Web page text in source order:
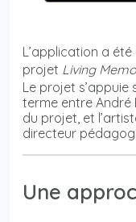
L’application a
projet Living
Le projet
terme entre André
du projet, et
directeur
Une